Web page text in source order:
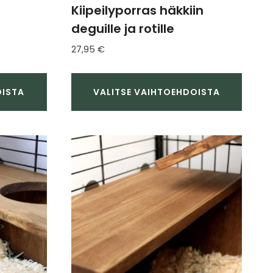
Kiipeilyporras häkkiin
deguille ja rotille
27,95 €
VALITSE VAIHTOEHDOISTA
tuotteella
on
useampi
muunnelma.
Voit
tehdä
valinnat
tuotteen
sivulla.